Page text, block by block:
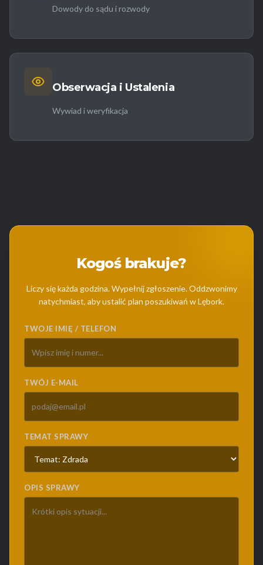
Dowody do sądu i rozwody
Obserwacja i Ustalenia
Wywiad i weryfikacja
Kogoś brakuje?
Liczy się każda godzina. Wypełnij zgłoszenie. Oddzwonimy
natychmiast, aby ustalić plan poszukiwań w Lębork.
TWOJE IMIĘ / TELEFON
TWÓJ E-MAIL
TEMAT SPRAWY
OPIS SPRAWY